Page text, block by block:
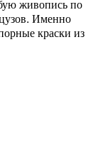
живопись по
Именно
краски из